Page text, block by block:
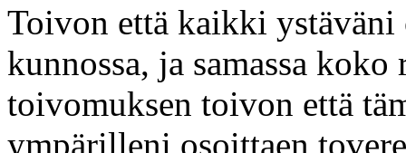
Toivon että kaikki
kunnossa, ja samassa
toivomuksen toivon että
ympärilleni osoittaen